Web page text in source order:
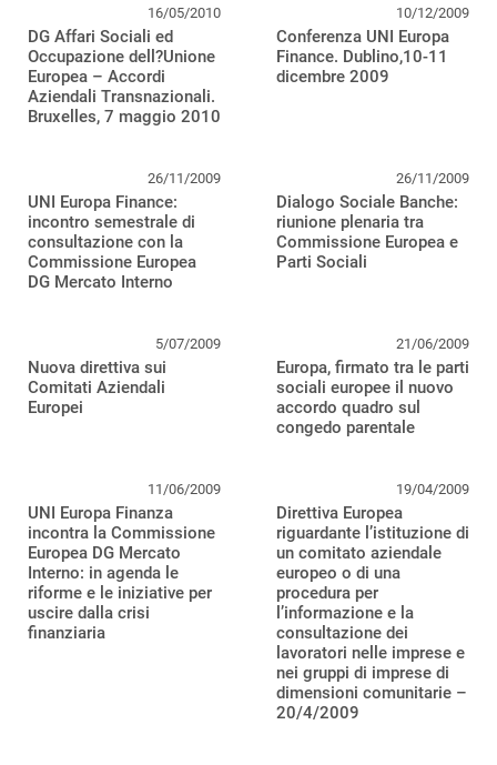
16/05/2010
DG Affari Sociali ed
Occupazione dell?Unione
Europea – Accordi
Aziendali Transnazionali.
Bruxelles, 7 maggio 2010
10/12/2009
Conferenza UNI Europa
Finance. Dublino,10-11
dicembre 2009
26/11/2009
UNI Europa Finance:
incontro semestrale di
consultazione con la
Commissione Europea
DG Mercato Interno
26/11/2009
Dialogo Sociale Banche:
riunione plenaria tra
Commissione Europea e
Parti Sociali
5/07/2009
Nuova direttiva sui
Comitati Aziendali
Europei
21/06/2009
Europa, firmato tra le parti
sociali europee il nuovo
accordo quadro sul
congedo parentale
11/06/2009
UNI Europa Finanza
incontra la Commissione
Europea DG Mercato
Interno: in agenda le
riforme e le iniziative per
uscire dalla crisi
finanziaria
19/04/2009
Direttiva Europea
riguardante l’istituzione di
un comitato aziendale
europeo o di una
procedura per
l’informazione e la
consultazione dei
lavoratori nelle imprese e
nei gruppi di imprese di
dimensioni comunitarie –
20/4/2009